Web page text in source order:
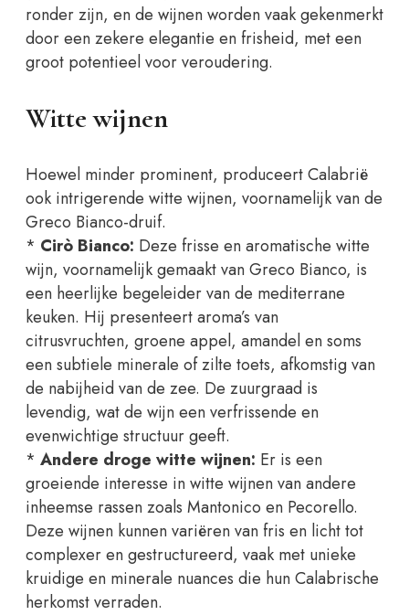
ronder zijn, en de wijnen worden vaak gekenmerkt
door een zekere elegantie en frisheid, met een
groot potentieel voor veroudering.
Witte wijnen
Hoewel minder prominent, produceert Calabrië
ook intrigerende witte wijnen, voornamelijk van de
Greco Bianco-druif.
* Cirò Bianco: Deze frisse en aromatische witte
wijn, voornamelijk gemaakt van Greco Bianco, is
een heerlijke begeleider van de mediterrane
keuken. Hij presenteert aroma’s van
citrusvruchten, groene appel, amandel en soms
een subtiele minerale of zilte toets, afkomstig van
de nabijheid van de zee. De zuurgraad is
levendig, wat de wijn een verfrissende en
evenwichtige structuur geeft.
* Andere droge witte wijnen: Er is een
groeiende interesse in witte wijnen van andere
inheemse rassen zoals Mantonico en Pecorello.
Deze wijnen kunnen variëren van fris en licht tot
complexer en gestructureerd, vaak met unieke
kruidige en minerale nuances die hun Calabrische
herkomst verraden.